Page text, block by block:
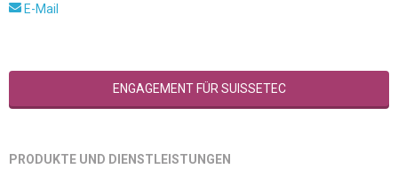
E-Mail
ENGAGEMENT FÜR SUISSETEC
PRODUKTE UND DIENSTLEISTUNGEN